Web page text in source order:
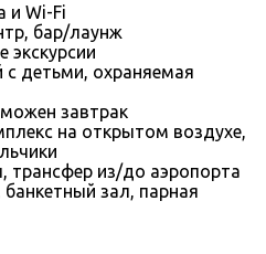
и Wi-Fi
бар/лаунж
экскурсии
детьми, охраняемая
завтрак
на открытом воздухе,
из/до аэропорта
банкетный зал, парная